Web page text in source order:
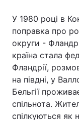
У 1980 році в
поправка про
округи -
країна стала
Фландрії,
на півдні, у
Бельгії
спільнота.
спілкуються як